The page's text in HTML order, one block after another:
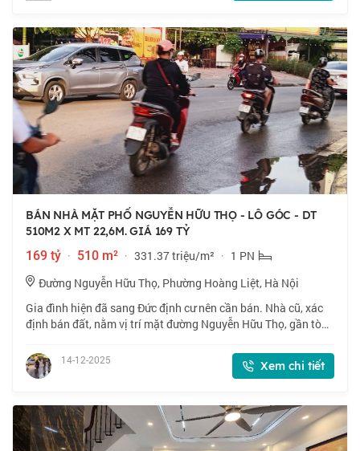
BÁN NHÀ MẶT PHỐ NGUYỄN HỮU THỌ - LÔ GÓC - DT
510M2 X MT 22,6M. GIÁ 169 TỶ
169 tỷ · 510 m² · 331.37 triệu/m² · 1 PN
Đường Nguyễn Hữu Thọ, Phường Hoàng Liệt, Hà Nội
Gia đình hiện đã sang Đức định cư nên cần bán. Nhà cũ, xác
định bán đất, nằm vị trí mặt đường Nguyễn Hữu Thọ, gần tòa
mặt ngách Ô tô, vỉa
14-12-2025 Xem chi tiết